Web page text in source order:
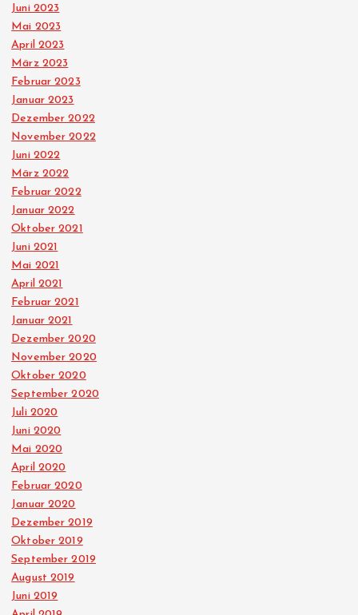
Juni 2023
Mai 2023
April 2023
März 2023
Februar 2023
Januar 2023
Dezember 2022
November 2022
Juni 2022
März 2022
Februar 2022
Januar 2022
Oktober 2021
Juni 2021
Mai 2021
April 2021
Februar 2021
Januar 2021
Dezember 2020
November 2020
Oktober 2020
September 2020
Juli 2020
Juni 2020
Mai 2020
April 2020
Februar 2020
Januar 2020
Dezember 2019
Oktober 2019
September 2019
August 2019
Juni 2019